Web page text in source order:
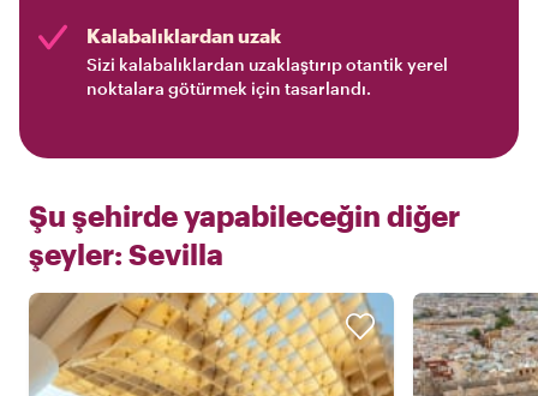
Kalabalıklardan uzak
Sizi kalabalıklardan uzaklaştırıp otantik yerel
noktalara götürmek için tasarlandı.
Şu şehirde yapabileceğin diğer
şeyler: Sevilla